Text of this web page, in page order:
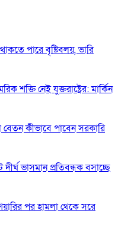
পারে বৃষ্টিবলয়, ভারি
শক্তি নেই যুক্তরাষ্ট্রের: মার্কিন
বেতন কীভাবে পাবেন সরকারি
ভাসমান প্রতিবন্ধক বসাচ্ছে
পর হামলা থেকে সরে